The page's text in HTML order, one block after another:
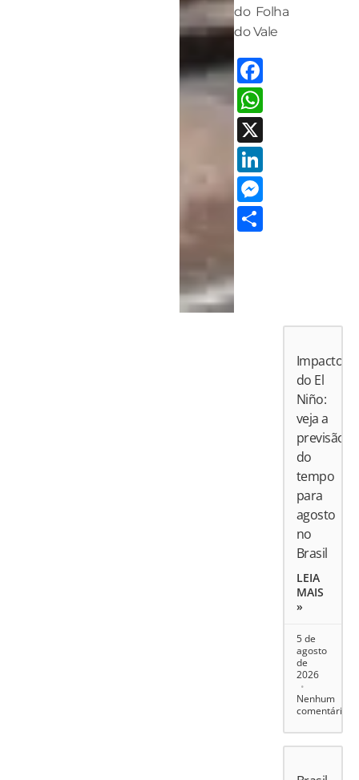
do Folha
do Vale
Impactos
do El
Niño:
veja a
previsão
do
tempo
para
agosto
no
Brasil
LEIA
MAIS
»
5 de
agosto
de
2026
Nenhum
comentário